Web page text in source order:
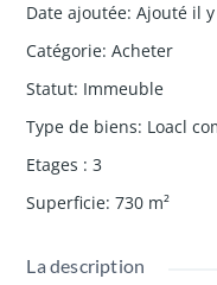
Date ajoutée: Ajouté il
Catégorie: Acheter
Statut: Immeuble
Type de biens: Loacl
Etages : 3
Superficie: 730 m²
La description